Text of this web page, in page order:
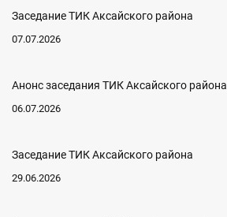
Заседание ТИК Аксайского района
07.07.2026
Анонс заседания ТИК Аксайского района
06.07.2026
Заседание ТИК Аксайского района
29.06.2026